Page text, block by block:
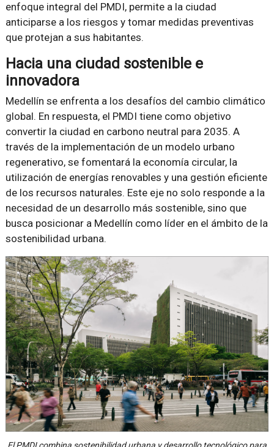
enfoque integral del PMDI, permite a la ciudad
anticiparse a los riesgos y tomar medidas preventivas
que protejan a sus habitantes.
Hacia una ciudad sostenible e
innovadora
Medellín se enfrenta a los desafíos del cambio climático
global. En respuesta, el PMDI tiene como objetivo
convertir la ciudad en carbono neutral para 2035. A
través de la implementación de un modelo urbano
regenerativo, se fomentará la economía circular, la
utilización de energías renovables y una gestión eficiente
de los recursos naturales. Este eje no solo responde a la
necesidad de un desarrollo más sostenible, sino que
busca posicionar a Medellín como líder en el ámbito de la
sostenibilidad urbana.